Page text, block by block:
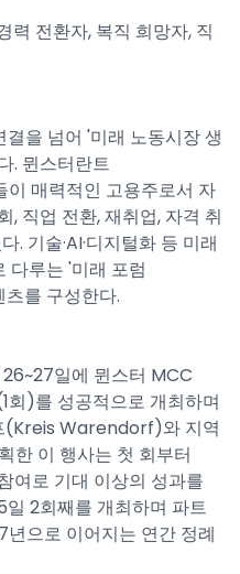
력 전환자, 복직 희망자, 직
을 넘어 '미래 노동시장 생
. 뮌스터란트
매력적인 고용주로서 자
, 직업 전환, 재취업, 자격 취
. 기술·AI·디지털화 등 미래
다루는 '미래 포럼
를 구성한다.
일에 뮌스터 MCC
)를 성공적으로 개최하며
(Kreis Warendorf)와 지역
한 이 행사는 첫 회부터
여로 기대 이상의 성과를
2회째를 개최하며 파트
년으로 이어지는 연간 정례